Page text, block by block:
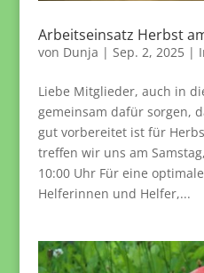
Arbeitseinsatz Herbst
von Dunja | Sep. 2, 2025|
Liebe Mitglieder, auch in
gemeinsam dafür sorgen,
gut vorbereitet ist für
treffen wir uns am
10:00 Uhr Für eine
Helferinnen und Helfer,...